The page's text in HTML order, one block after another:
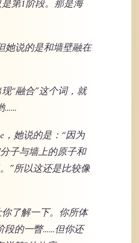
是第1阶段。那是海
她说的是和墙壁融在
现“融合”这个词，就
……
，她说的是：“因为
子与墙上的原子和
”所以这还是比较像
你了解一下。你所体
段的一瞥……但你还